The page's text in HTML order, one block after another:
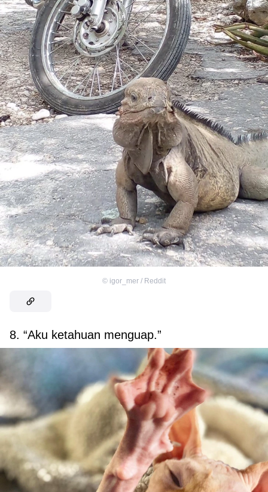
© igor_mer / Reddit
8. “Aku ketahuan menguap.”